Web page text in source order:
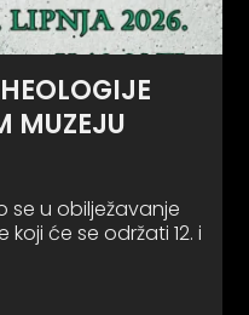
MUZEJU
se u obilježavanje
će se održati 12. i